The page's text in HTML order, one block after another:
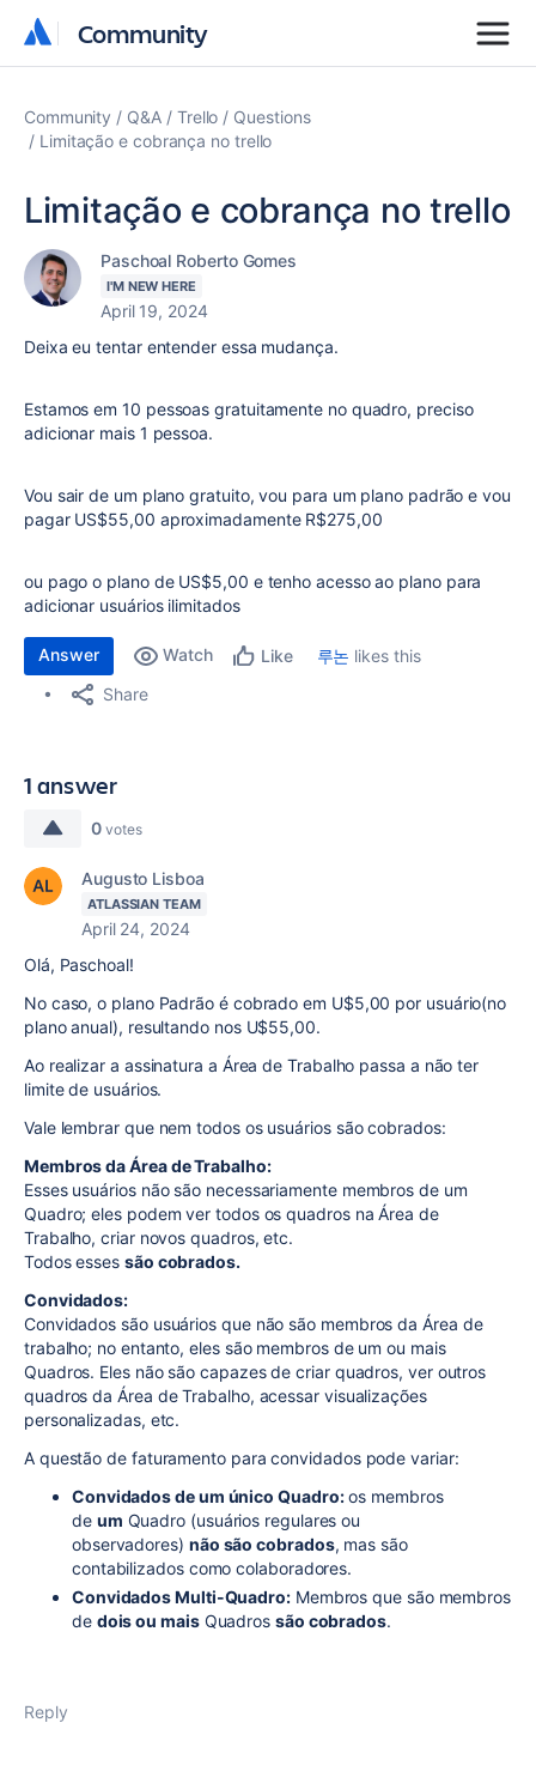
Community
Community
Community Q&A Trello
Questions
Limitação e cobrança no trello
Limitação e cobrança no trello
Paschoal Roberto Gomes
I'M NEW HERE
April 19, 2024
Deixa eu tentar entender essa mudança.
Estamos em 10 pessoas gratuitamente no quadro, preciso
adicionar mais 1 pessoa.
Vou sair de um plano gratuito, vou para um plano padrão e vou
pagar US$55,00 aproximadamente R$275,00
ou pago o plano de US$5,00 e tenho acesso ao plano para
adicionar usuários ilimitados
Answer Watch Like 루논 likes this
Share
1 answer
0 votes
Augusto Lisboa
ATLASSIAN TEAM
April 24, 2024
Olá, Paschoal!
No caso, o plano Padrão é cobrado em U$5,00 por usuário(no
plano anual), resultando nos U$55,00.
Ao realizar a assinatura a Área de Trabalho passa a não ter
limite de usuários.
Vale lembrar que nem todos os usuários são cobrados:
Membros da Área de Trabalho:
Esses usuários não são necessariamente membros de um
Quadro; eles podem ver todos os quadros na Área de
Trabalho, criar novos quadros, etc.
Todos esses são cobrados.
Convidados:
Convidados são usuários que não são membros da Área de
trabalho; no entanto, eles são membros de um ou mais
Quadros. Eles não são capazes de criar quadros, ver outros
quadros da Área de Trabalho, acessar visualizações
personalizadas, etc.
A questão de faturamento para convidados pode variar:
Convidados de um único Quadro: os membros
de um Quadro (usuários regulares ou
observadores) não são cobrados, mas são
contabilizados como colaboradores.
Convidados Multi-Quadro:Membros que são membros
de dois ou maisQuadros são cobrados.
Reply